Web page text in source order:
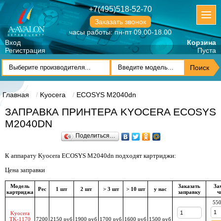
+7(495)518-52-70
Заказать звонок
часы работы: пн-пт 09.00-18.00
Вход
Регистрация
Корзина
Пуста
Главная Kyocera ECOSYS M2040dn
ЗАПРАВКА ПРИНТЕРА KYOCERA ECOSYS
M2040DN
Поделиться…
К аппарату Kyocera ECOSYS M2040dn подходят картриджи:
Цена заправки
Модель
картриджа
Рес 1 шт 2 шт > 3 шт > 10 шт у нас
Заказать
заправку
Kyocera
TK-1170
7200 2150 руб 1900 руб 1700 руб 1600 руб 1500 руб